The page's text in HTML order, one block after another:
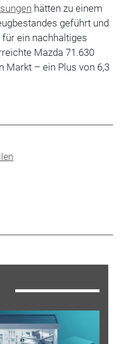
hätten zu einem
geführt und
ein nachhaltiges
Mazda 71.630
Markt – ein Plus von 6,3